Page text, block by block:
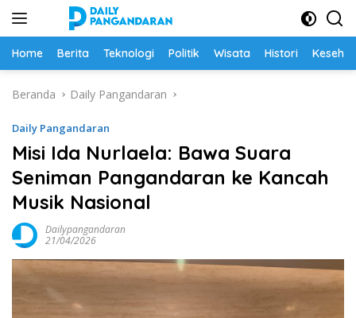
Home Berita Teknologi Politik Wisata Histori
Beranda Daily Pangandaran
Daily Pangandaran
Misi Ida Nurlaela: Bawa Suara
Seniman Pangandaran ke Kancah
Musik Nasional
Dailypangandaran
21/04/2026